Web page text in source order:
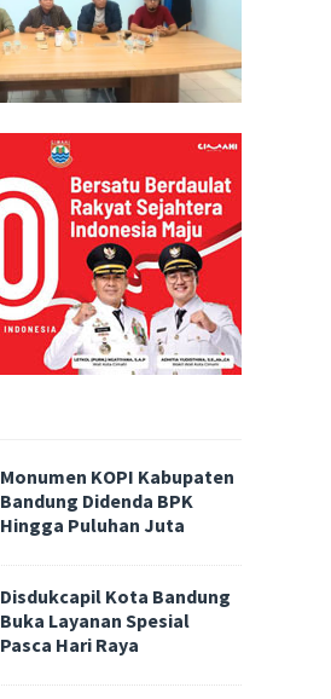
Monumen KOPI Kabupaten
Bandung Didenda BPK
Hingga Puluhan Juta
Disdukcapil Kota Bandung
Buka Layanan Spesial
Pasca Hari Raya